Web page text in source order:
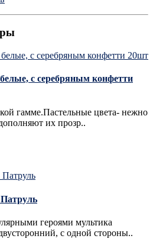
с серебряным конфетти
гамме.Пастельные цвета- нежно
их прозр..
героями мультика
с одной стороны..